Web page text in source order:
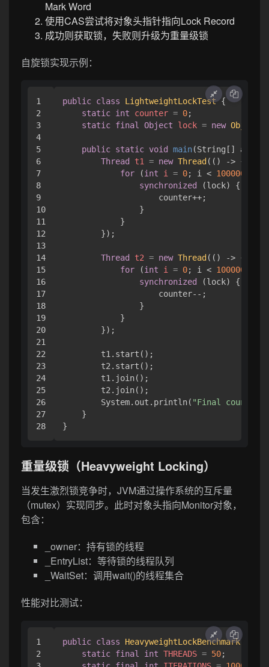
Mark Word
使用CAS尝试将对象头指针指向Lock Record
成功则获取锁，失败则升级为重量级锁
自旋锁实现示例：
1
2
3
4
5
6
7
8
9
10
11
12
13
14
15
16
17
18
19
20
21
22
23
24
25
26
27
public class LightweightLockTest {
static int counter = 0;
static final Object lock = new Object
public static void main(String[] args)
Thread
t1 = new Thread (() -> {
for (int i = 0; i < 100000
synchronized
(lock) {
                    counter++;
                }
            }
        });
Thread t2 = new Thread (() -> {
for (int i = 0; i < 100000
synchronized
(lock) {
                    counter--;
                }
            }
        });
        t1.start();
        t2.start();
        t1.join();
        t2.join();
        System.out.println(
"Final counter:
    }
重量级锁（Heavyweight Locking）
当发生激烈锁竞争时，JVM通过操作系统的互斥量
（mutex）实现同步。此时对象头指向Monitor对象，
包含：
_owner：持有锁的线程
_EntryList：等待锁的线程队列
_WaitSet：调用wait()的线程集合
性能对比测试：
1
2
public class HeavyweightLockBenchmark {
static final int THREADS = 50;